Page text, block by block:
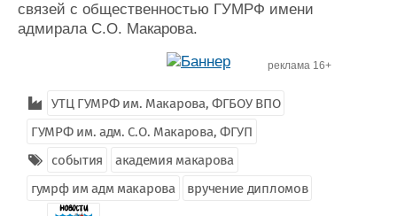
связей с общественностью ГУМРФ имени
адмирала С.О. Макарова.
реклама 16+
УТЦ ГУМРФ им. Макарова, ФГБОУ ВПО
ГУМРФ им. адм. С.О. Макарова, ФГУП
события
академия макарова
гумрф им адм макарова
вручение дипломов